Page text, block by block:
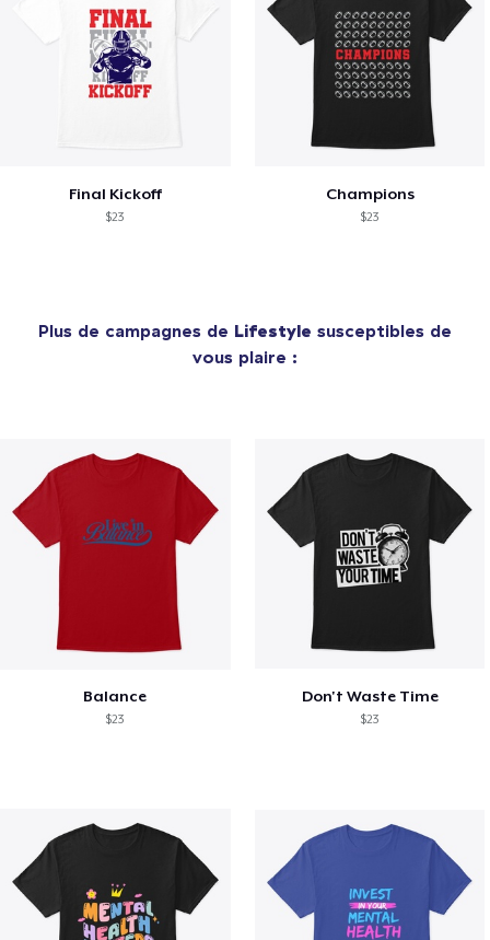
Final Kickoff
$23
Champions
$23
Plus de campagnes de Lifestyle susceptibles de
vous plaire :
Balance
$23
Don't Waste Time
$23